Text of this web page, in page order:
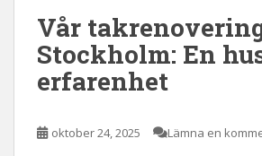
Vår
Stockholm: En
erfarenhet
oktober 24, 2025 Lämna en